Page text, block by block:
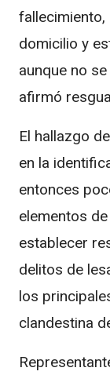
fallecimiento,
domicilio y
aunque no
afirmó
El hallazgo
en la
entonces
elementos
establecer
delitos de
los
clandestina